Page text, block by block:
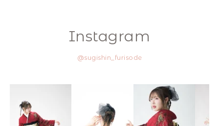
Instagram
@sugishin_furisode